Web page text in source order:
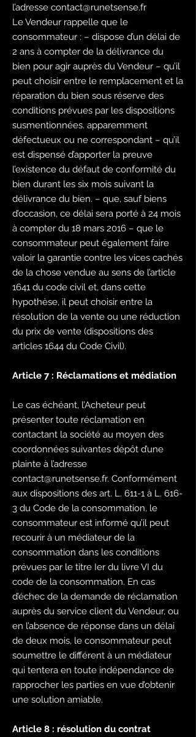
l’adresse contact@runetsense.fr
Le Vendeur rappelle que le
consommateur : – dispose d’un délai de
2 ans à compter de la délivrance du
bien pour agir auprès du Vendeur – qu’il
peut choisir entre le remplacement et la
réparation du bien sous réserve des
conditions prévues par les dispositions
susmentionnées. apparemment
défectueux ou ne correspondant – qu’il
est dispensé d’apporter la preuve
l’existence du défaut de conformité du
bien durant les six mois suivant la
délivrance du bien. – que, sauf biens
d’occasion, ce délai sera porté à 24 mois
à compter du 18 mars 2016 – que le
consommateur peut également faire
valoir la garantie contre les vices cachés
de la chose vendue au sens de l’article
1641 du code civil et, dans cette
hypothèse, il peut choisir entre la
résolution de la vente ou une réduction
du prix de vente (dispositions des
articles 1644 du Code Civil).
Article 7 : Réclamations et médiation
Le cas échéant, l’Acheteur peut
présenter toute réclamation en
contactant la société au moyen des
coordonnées suivantes dépôt d’une
plainte à l’adresse
contact@runetsense.fr. Conformément
aux dispositions des art. L. 611-1 à L. 616-
3 du Code de la consommation, le
consommateur est informé qu’il peut
recourir à un médiateur de la
consommation dans les conditions
prévues par le titre Ier du livre VI du
code de la consommation. En cas
d’échec de la demande de réclamation
auprès du service client du Vendeur, ou
en l’absence de réponse dans un délai
de deux mois, le consommateur peut
soumettre le différent à un médiateur
qui tentera en toute indépendance de
rapprocher les parties en vue d’obtenir
une solution amiable.
Article 8 : résolution du contrat